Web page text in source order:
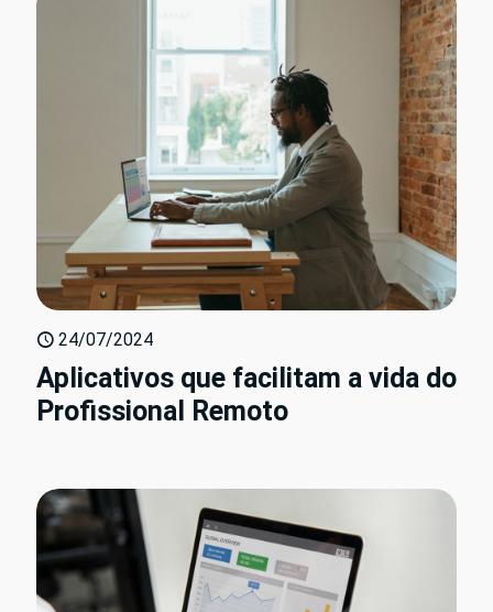
24/07/2024
Aplicativos que facilitam a vida do
Profissional Remoto